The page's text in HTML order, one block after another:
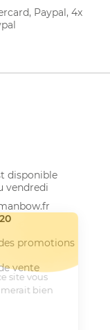
Paypal, 4x
disponible
vendredi
promotions
vente